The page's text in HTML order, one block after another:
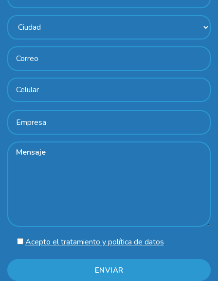
Acepto el tratamiento y política de datos